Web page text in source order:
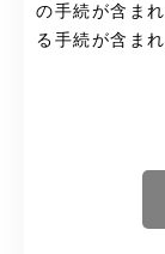
の手続が含ま
る手続が含ま